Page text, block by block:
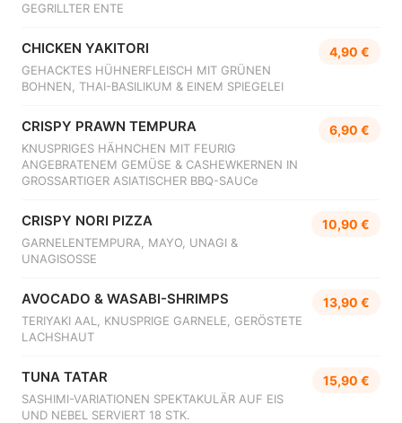
GEGRILLTER ENTE
CHICKEN YAKITORI
GEHACKTES HÜHNERFLEISCH MIT GRÜNEN
BOHNEN, THAI-BASILIKUM & EINEM SPIEGELEI
4,90 €
CRISPY PRAWN TEMPURA
KNUSPRIGES HÄHNCHEN MIT FEURIG
ANGEBRATENEM GEMÜSE & CASHEWKERNEN IN
GROSSARTIGER ASIATISCHER BBQ-SAUCe
6,90 €
CRISPY NORI PIZZA
GARNELENTEMPURA, MAYO, UNAGI &
UNAGISOSSE
10,90 €
AVOCADO & WASABI-SHRIMPS
TERIYAKI AAL, KNUSPRIGE GARNELE, GERÖSTETE
LACHSHAUT
13,90 €
TUNA TATAR
SASHIMI-VARIATIONEN SPEKTAKULÄR AUF EIS
UND NEBEL SERVIERT 18 STK.
15,90 €